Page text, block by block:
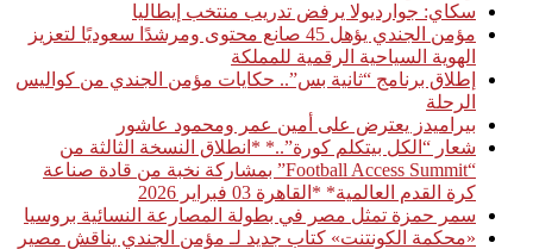
سكاي: جوارديولا يرفض تدريب منتخب إيطاليا
مؤمن الجندي يؤهل 45 صانع محتوى ومرشدًا سعوديًا لتعزيز
الهوية السياحية الرقمية للمملكة
إطلاق برنامج “ثانية بس”.. حكايات مؤمن الجندي من كواليس
الرحلة
بيراميدز يعترض على أمين عمر ومحمود عاشور
شعار “الكل بيتكلم كورة”..* *انطلاق النسخة الثالثة من
“Football Access Summit” بمشاركة نخبة من قادة صناعة
كرة القدم العالمية* *القاهرة 03 فبراير 2026
سمر حمزة تمثل مصر في بطولة المصارعة النسائية بروسيا
«محكمة الكونتنت» كتاب جديد لـ مؤمن الجندي يناقش مصير